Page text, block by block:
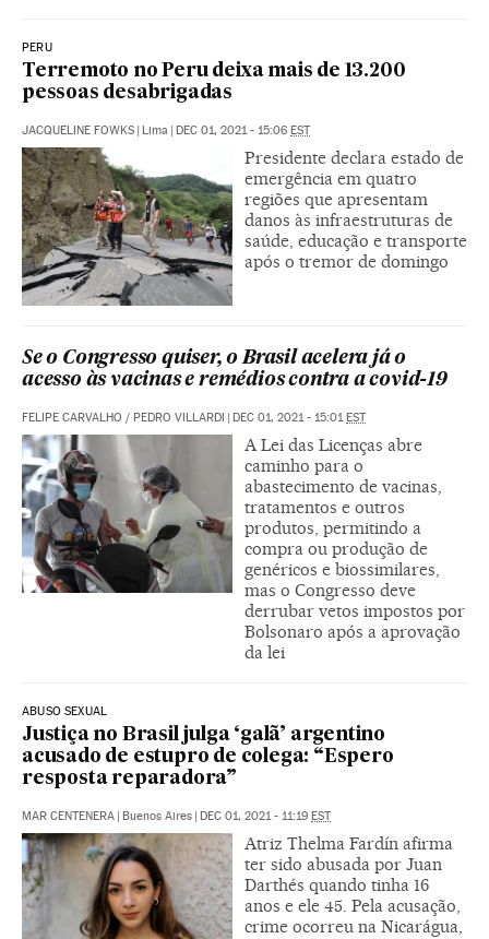
PERU
Terremoto no Peru deixa mais de 13.200
pessoas desabrigadas
JACQUELINE FOWKS | Lima | DEC 01, 2021 - 15:06 EST
Presidente declara estado de
emergência em quatro
regiões que apresentam
danos às infraestruturas de
saúde, educação e transporte
após o tremor de domingo
Se o Congresso quiser, o Brasil acelera já o
acesso às vacinas e remédios contra a covid-19
FELIPE CARVALHO / PEDRO VILLARDI | DEC 01, 2021 - 15:01EST
A Lei das Licenças abre
caminho para o
abastecimento de vacinas,
tratamentos e outros
produtos, permitindo a
compra ou produção de
genéricos e biossimilares,
mas o Congresso deve
derrubar vetos impostos por
Bolsonaro após a aprovação
da lei
ABUSO SEXUAL
Justiça no Brasil julga ‘galã’ argentino
acusado de estupro de colega: “Espero
resposta reparadora”
MAR CENTENERA | Buenos Aires | DEC 01, 2021 - 11:19 EST
Atriz Thelma Fardín afirma
ter sido abusada por Juan
Darthés quando tinha 16
anos e ele 45. Pela acusação,
crime ocorreu na Nicarágua,